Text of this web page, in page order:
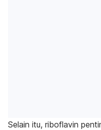
Selain itu, riboflavin